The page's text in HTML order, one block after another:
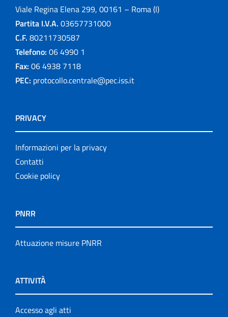
Viale Regina Elena 299, 00161 – Roma (I)
Partita I.V.A. 03657731000
C.F. 80211730587
Telefono: 06 4990 1
Fax: 06 4938 7118
PEC: protocollo.centrale@pec.iss.it
PRIVACY
Informazioni per la privacy
Contatti
Cookie policy
PNRR
Attuazione misure PNRR
ATTIVITÀ
Accesso agli atti